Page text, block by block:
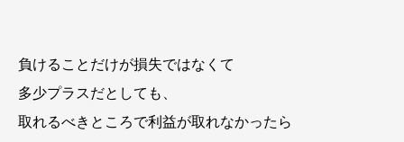
負けることだけが損失ではなくて
多少プラスだとしても、
取れるべきところで利益が取れなかったら